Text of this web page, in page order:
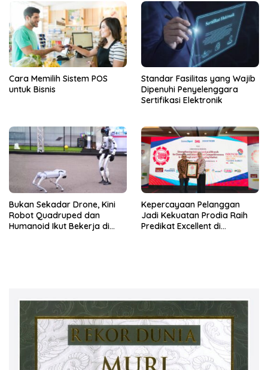
Cara Memilih Sistem POS
untuk Bisnis
Standar Fasilitas yang Wajib
Dipenuhi Penyelenggara
Sertifikasi Elektronik
Bukan Sekadar Drone, Kini
Robot Quadruped dan
Humanoid Ikut Bekerja di
Kepercayaan Pelanggan
Jadi Kekuatan Prodia Raih
Predikat Excellent di